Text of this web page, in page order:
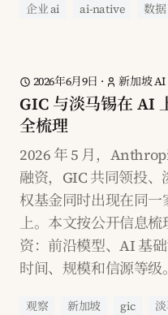
企业 ai ai-native 数据
2026年6月9日 · 新加坡 AI
GIC 与淡马锡在 AI
全梳理
2026 年 5 月，
融资，GIC 共同领投
权基金同时出现在同
上。本文按公开信息
资：前沿模型、AI 基
时间、规模和信源等级。
观察 新加坡 gic